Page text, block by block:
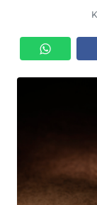
KRIMINAL
EKUIN
KESEHATAN
INTERNASIONAL